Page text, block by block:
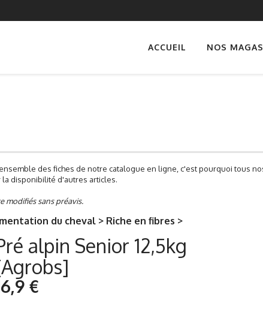
ACCUEIL NOS
des fiches de notre catalogue en ligne, c'est pourquoi tous
disponibilité d'autres articles.
modifiés sans préavis.
du cheval > Riche en fibres >
alpin Senior 12,5kg
€